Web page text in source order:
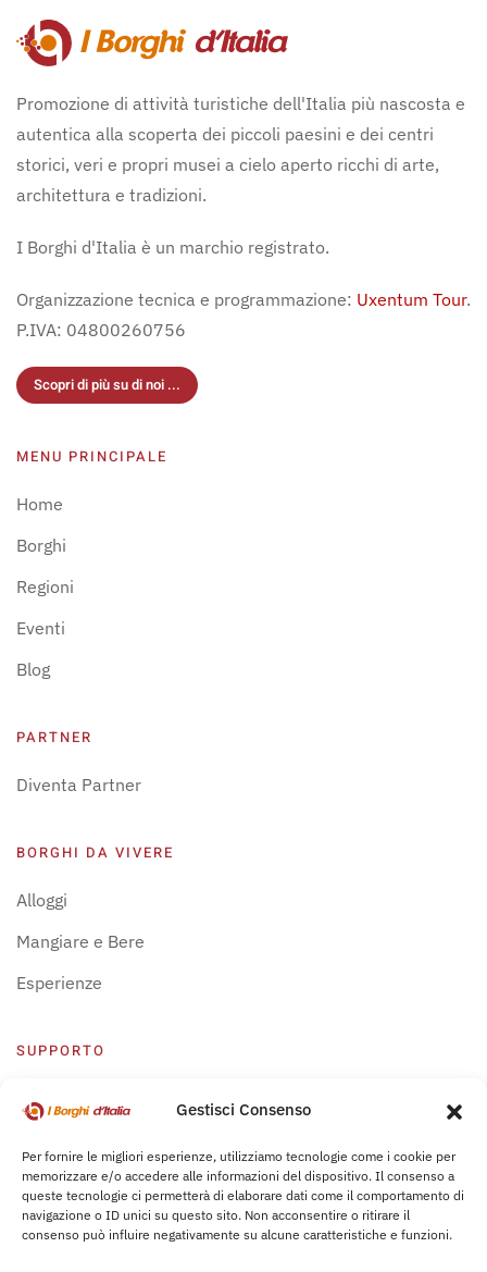
Gestisci Consenso
Per fornire le migliori esperienze, utilizziamo tecnologie come i cookie per
memorizzare e/o accedere alle informazioni del dispositivo. Il consenso a
queste tecnologie ci permetterà di elaborare dati come il comportamento di
navigazione o ID unici su questo sito. Non acconsentire o ritirare il
consenso può influire negativamente su alcune caratteristiche e funzioni.
Promozione di attività turistiche dell'Italia più nascosta e
autentica alla scoperta dei piccoli paesini e dei centri
storici, veri e propri musei a cielo aperto ricchi di arte,
architettura e tradizioni.
I Borghi d'Italia è un marchio registrato.
Organizzazione tecnica e programmazione: Uxentum Tour.
P.IVA: 04800260756
Scopri di più su di noi ...
MENU PRINCIPALE
Home
Borghi
Regioni
Eventi
Blog
PARTNER
Diventa Partner
BORGHI DA VIVERE
Alloggi
Mangiare e Bere
Esperienze
SUPPORTO
Centro Supporto
Leggi Bochure